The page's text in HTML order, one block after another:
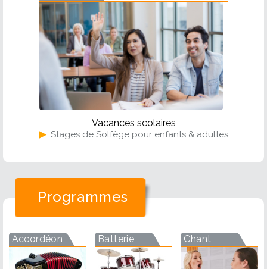
Vacances scolaires
▶ Stages de Solfège pour enfants & adultes
Programmes
Accordéon Batterie Chant